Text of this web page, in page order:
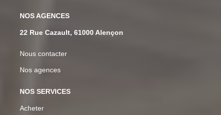
NOS AGENCES
22 Rue Cazault, 61000 Alençon
Nous contacter
Nos agences
NOS SERVICES
Acheter